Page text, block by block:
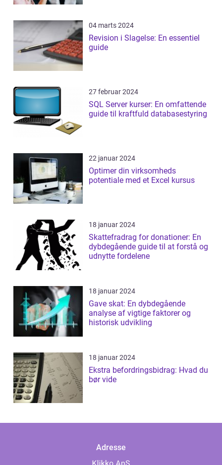
04 marts 2024
Revision i Slagelse: En essentiel
guide
27 februar 2024
SQL Server kurser: En omfattende
guide til kraftfuld databasestyring
22 januar 2024
Optimer din virksomheds
potentiale med et Excel kursus
18 januar 2024
Skattefradrag for donationer: En
dybdegående guide til at forstå og
udnytte fordelene
18 januar 2024
Gave skat: En dybdegående
analyse af vigtige faktorer og
historisk udvikling
18 januar 2024
Ekstra befordringsbidrag: Hvad du
bør vide
Adresse